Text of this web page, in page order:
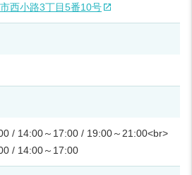
西小路3丁目5番10号
/ 14:00～17:00 / 19:00～21:00<br>
/ 14:00～17:00